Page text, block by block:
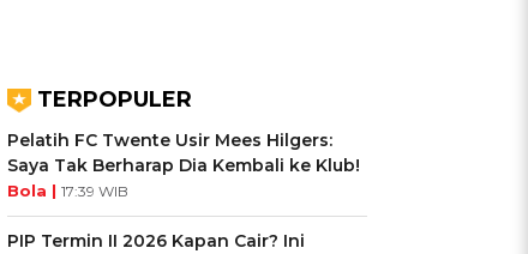
TERPOPULER
Pelatih FC Twente Usir Mees Hilgers:
Saya Tak Berharap Dia Kembali ke Klub!
Bola | 17:39 WIB
PIP Termin II 2026 Kapan Cair? Ini